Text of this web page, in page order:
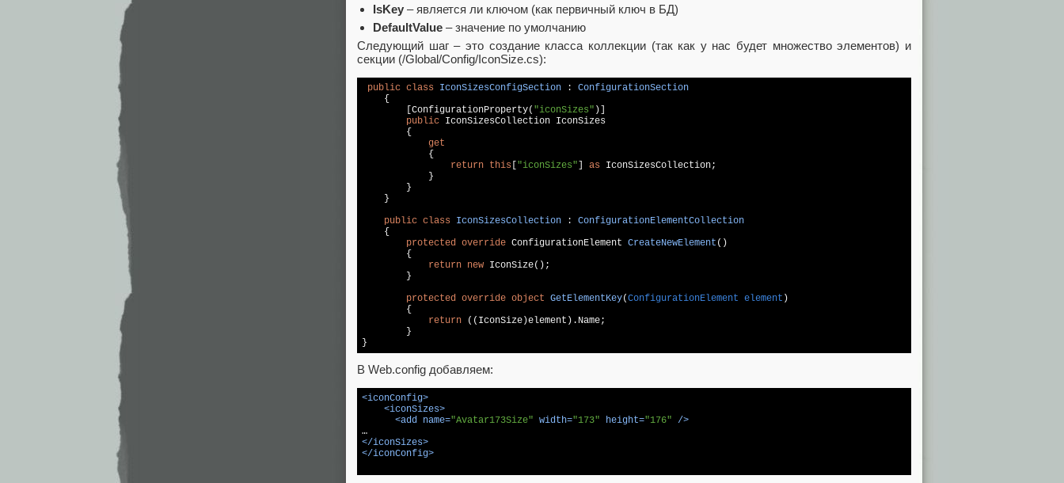
IsKey – является ли ключом (как первичный ключ в БД)
DefaultValue – значение по умолчанию
Следующий шаг – это создание класса коллекции (так как у нас будет множество элементов) и
секции (/Global/Config/IconSize.cs):
public class IconSizesConfigSection : ConfigurationSection
    {
        [ConfigurationProperty(
"iconSizes" )]
public IconSizesCollection IconSizes
        {
get
            {
return this ["iconSizes"] as IconSizesCollection;
            }
        }
    }
public class IconSizesCollection : ConfigurationElementCollection
    {
protected
override ConfigurationElement CreateNewElement ( )
{
return new IconSize();
        }
protected
override object GetElementKey(ConfigurationElement element )
{
return ((IconSize)element).Name;
        }
В Web.config добавляем:
<iconConfig>
<iconSizes>
<add name="Avatar173Size" width="173" height="176" />
</iconSizes>
</iconConfig>